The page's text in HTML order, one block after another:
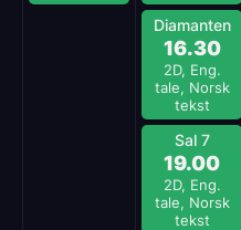
Diamanten
16.30
2D, Eng.
tale, Norsk
tekst
Sal 7
19.00
2D, Eng.
tale, Norsk
tekst